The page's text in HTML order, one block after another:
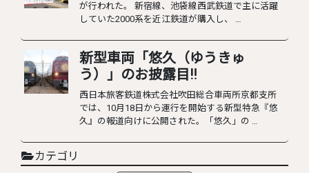
が行われた。 新宿線、池袋線西武鉄道で主に活躍
していた2000系を近江鉄道が購入し、 …
新型車両「悠久（ゆうきゅ
う）」のお披露目‼︎
西日本旅客鉄道株式会社吹田総合車両所京都支所
では、10月18日から運行を開始する新型特急『悠
久』の報道向けに公開された。「悠久」の …
カテゴリ